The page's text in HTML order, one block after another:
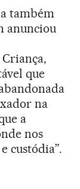
também
anunciou
que
na
a
nos
custódia”.